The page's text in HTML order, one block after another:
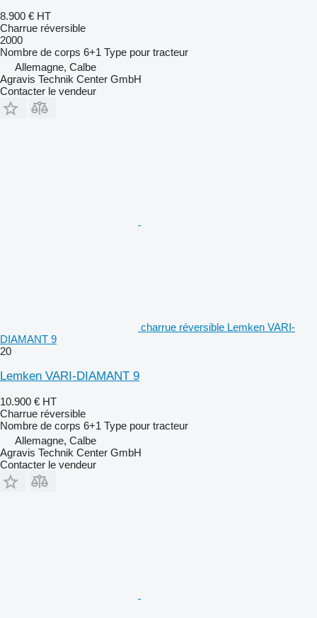
8.900 € HT
Charrue réversible
2000
Nombre de corps 6+1 Type pour tracteur
Allemagne, Calbe
Agravis Technik Center GmbH
Contacter le vendeur
charrue réversible Lemken VARI-
DIAMANT 9
20
Lemken VARI-DIAMANT 9
10.900 € HT
Charrue réversible
Nombre de corps 6+1 Type pour tracteur
Allemagne, Calbe
Agravis Technik Center GmbH
Contacter le vendeur